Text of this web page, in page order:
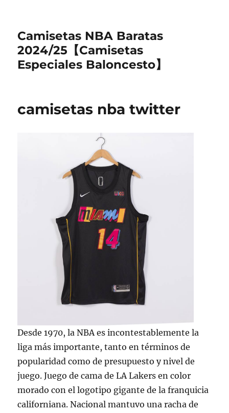
Camisetas NBA Baratas
2024/25【Camisetas
Especiales Baloncesto】
camisetas nba twitter
Desde 1970, la NBA es incontestablemente la
liga más importante, tanto en términos de
popularidad como de presupuesto y nivel de
juego. Juego de cama de LA Lakers en color
morado con el logotipo gigante de la franquicia
californiana. Nacional mantuvo una racha de